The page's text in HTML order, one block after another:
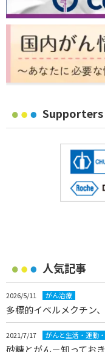
Supporters
人気記事
2026/5/11 がん治療
多標的イベルメクチン
2021/7/17 がんと生活・運動
砂糖とがん－知ってお